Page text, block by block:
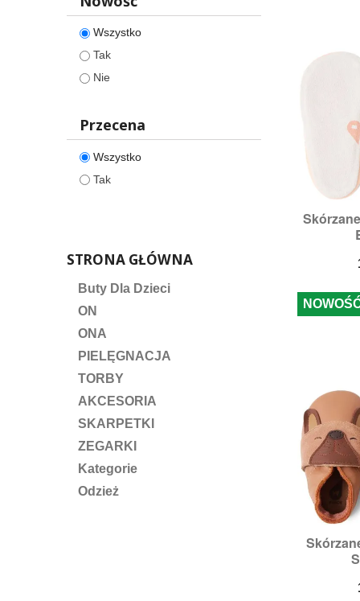
Szary
Wielokolorowy
Zielony
Żółty
Wszystko
Tak
Nie
Przecena
Wszystko
Tak
STRONA GŁÓWNA
Buty Dla Dzieci
ON
ONA
PIELĘGNACJA
TORBY
AKCESORIA
SKARPETKI
ZEGARKI
Kategorie
Odzież

